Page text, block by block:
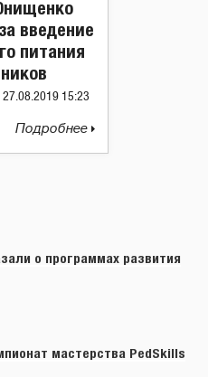
введение
питания
27.08.2019 15:23
Подробнее
о программах развития
мастерства PedSkills